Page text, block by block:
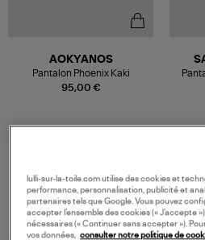
95,00 €
AOKYANOS
Pantalon Phoenix Kaki
VOS DERNIERS PRODUITS VUS
lulli-sur-la-toile.com utilise des cookies et
performance, personnalisation, publicité et
partenaires tels que Google. Vous pouvez
accepter l’ensemble des cookies (« J’accepte
nécessaires (« Continuer sans accepter »).
vos données,
consulter notre politique de